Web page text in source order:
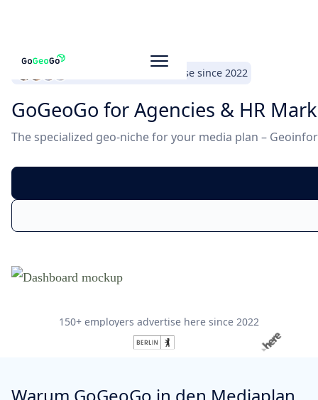
150+ employers advertise since 2022
GoGeoGo for Agencies & HR
The specialized geo-niche for your media plan –
150+ employers advertise here since 2022